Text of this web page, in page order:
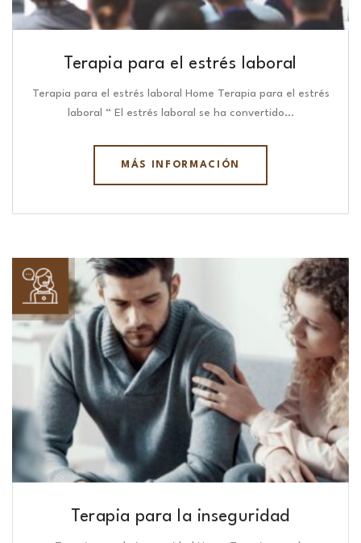
Terapia para el estrés laboral
Terapia para el estrés laboral Home Terapia para el estrés
laboral “ El estrés laboral se ha convertido…
MÁS INFORMACIÓN
Terapia para la inseguridad